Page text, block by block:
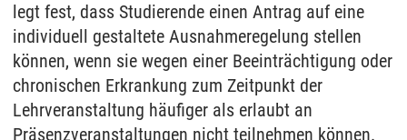
legt fest, dass Studierende einen Antrag auf eine
individuell gestaltete Ausnahmeregelung stellen
können, wenn sie wegen einer Beeinträchtigung oder
chronischen Erkrankung zum Zeitpunkt der
Lehrveranstaltung häufiger als erlaubt an
Präsenzveranstaltungen nicht teilnehmen können.